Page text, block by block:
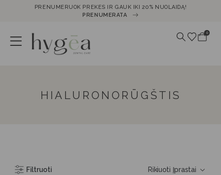
PRENUMERUOK PREKES IR GAUK IKI 20% NUOLAIDĄ!
PRENUMERATA
0
HIALURONORŪGŠTIS
Filtruoti